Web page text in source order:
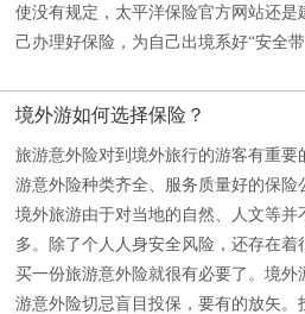
使没有规定，太平洋保险官方网站还是
己办理好保险，为自己出境系好“安全带
境外游如何选择保险？
旅游意外险对到境外旅行的游客有重要
游意外险种类齐全、服务质量好的保险
境外旅游由于对当地的自然、人文等并
多。除了个人人身安全风险，还存在
买一份旅游意外险就很有必要了。境外
游意外险切忌盲目投保，要有的放矢。